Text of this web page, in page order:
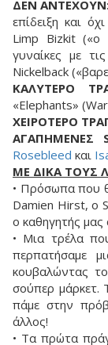
ΔΕΝ
επίδειξη και
Limp Bizkit («ο
γυναίκες με
Nickelback
ΚΑΛΥΤΕΡΟ
«Elephants»
ΧΕΙΡΟΤΕΡΟ
ΑΓΑΠΗΜΕΝΕΣ
Rosebleed και
ΜΕ ΔΙΚΑ ΤΟΥΣ
• Πρόσωπα που
Damien Hirst, ο
ο καθηγητής
• Μια τρέλα
περπατήσαμε
κουβαλώντας
σούπερ μάρκετ.
πάμε στην
άλλος!
• Τα πρώτα